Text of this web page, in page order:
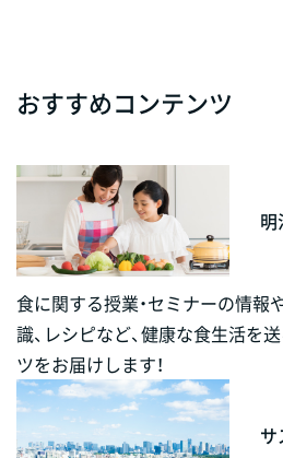
おすすめコンテンツ
明
食に関する授業・セミナーの情報
識、レシピなど、健康な食生活を
ツをお届けします！
サ